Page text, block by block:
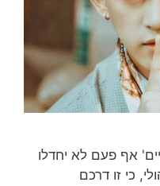
אף פעם לא יחדלו
כי זו דרכם